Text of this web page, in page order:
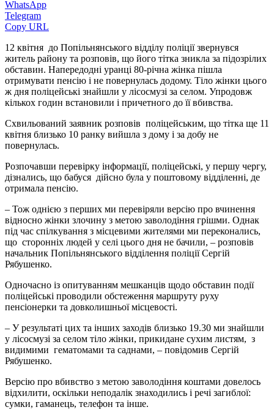
WhatsApp
Telegram
Copy URL
12 квітня до Попільнянського відділу поліції звернувся
житель району та розповів, що його тітка зникла за підозрілих
обставин. Напередодні уранці 80-річна жінка пішла
отримувати пенсію і не повернулась додому. Тіло жінки цього
ж дня поліцейські знайшли у лісосмузі за селом. Упродовж
кількох годин встановили і причетного до її вбивства.
Схвильований заявник розповів поліцейським, що тітка ще 11
квітня близько 10 ранку вийшла з дому і за добу не
повернулась.
Розпочавши перевірку інформації, поліцейські, у першу чергу,
дізнались, що бабуся дійсно була у поштовому відділенні, де
отримала пенсію.
– Тож однією з перших ми перевіряли версію про вчинення
відносно жінки злочину з метою заволодіння грішми. Однак
під час спілкування з місцевими жителями ми переконались,
що сторонніх людей у селі цього дня не бачили, – розповів
начальник Попільнянського відділення поліції Сергій
Рябушенко.
Одночасно із опитуванням мешканців щодо обставин події
поліцейські проводили обстеження маршруту руху
пенсіонерки та довколишньої місцевості.
– У результаті цих та інших заходів близько 19.30 ми знайшли
у лісосмузі за селом тіло жінки, прикидане сухим листям, з
видимими гематомами та саднами, – повідомив Сергій
Рябушенко.
Версію про вбивство з метою заволодіння коштами довелось
відхилити, оскільки неподалік знаходились і речі загиблої:
сумки, гаманець, телефон та інше.